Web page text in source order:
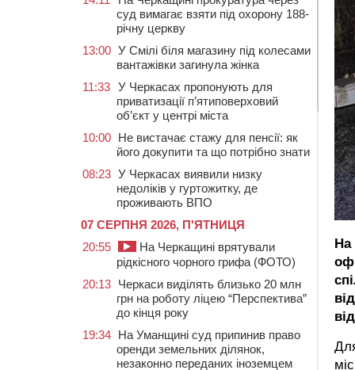
На
суд вимагає взяти під охорону 188-
річну церкву
13:00 У Смілі біля магазину під колесами
вантажівки загинула жінка
11:33 У Черкасах пропонують для
приватизації п’ятиповерховий
об’єкт у центрі міста
10:00 Не вистачає стажу для пенсії: як
його докупити та що потрібно знати
08:23 У Черкасах виявили низку
недоліків у гуртожитку, де
проживають ВПО
07 СЕРПНЯ 2026, П'ЯТНИЦЯ
20:55
На Черкащині врятували
рідкісного чорного грифа (ФОТО)
20:13 Черкаси виділять близько 20 млн
грн на роботу ліцею “Перспектива”
до кінця року
19:34 На Уманщині суд припинив право
оренди земельних ділянок,
незаконно переданих іноземцем